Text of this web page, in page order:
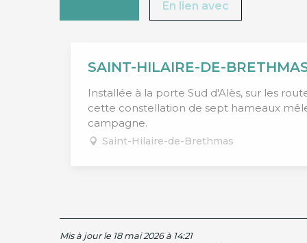
En lien avec
SAINT-HILAIRE-DE-
Installée à la porte Sud d'Alès, sur les
cette constellation de sept hameaux
campagne.
Saint-Hilaire-de-Brethmas
Mis à jour le 18 mai 2026 à 14:21